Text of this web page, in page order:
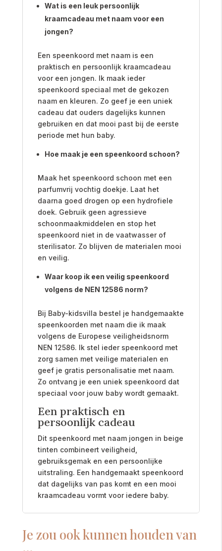
Wat is een leuk persoonlijk
kraamcadeau met naam voor een
jongen?
Een speenkoord met naam is een
praktisch en persoonlijk kraamcadeau
voor een jongen. Ik maak ieder
speenkoord speciaal met de gekozen
naam en kleuren. Zo geef je een uniek
cadeau dat ouders dagelijks kunnen
gebruiken en dat mooi past bij de eerste
periode met hun baby.
Hoe maak je een speenkoord schoon?
Maak het speenkoord schoon met een
parfumvrij vochtig doekje. Laat het
daarna goed drogen op een hydrofiele
doek. Gebruik geen agressieve
schoonmaakmiddelen en stop het
speenkoord niet in de vaatwasser of
sterilisator. Zo blijven de materialen mooi
en veilig.
Waar koop ik een veilig speenkoord
volgens de NEN 12586 norm?
Bij Baby-kidsvilla bestel je handgemaakte
speenkoorden met naam die ik maak
volgens de Europese veiligheidsnorm
NEN 12586. Ik stel ieder speenkoord met
zorg samen met veilige materialen en
geef je gratis personalisatie met naam.
Zo ontvang je een uniek speenkoord dat
speciaal voor jouw baby wordt gemaakt.
Een praktisch en
persoonlijk cadeau
Dit speenkoord met naam jongen in beige
tinten combineert veiligheid,
gebruiksgemak en een persoonlijke
uitstraling. Een handgemaakt speenkoord
dat dagelijks van pas komt en een mooi
kraamcadeau vormt voor iedere baby.
Je zou ook kunnen houden van
…